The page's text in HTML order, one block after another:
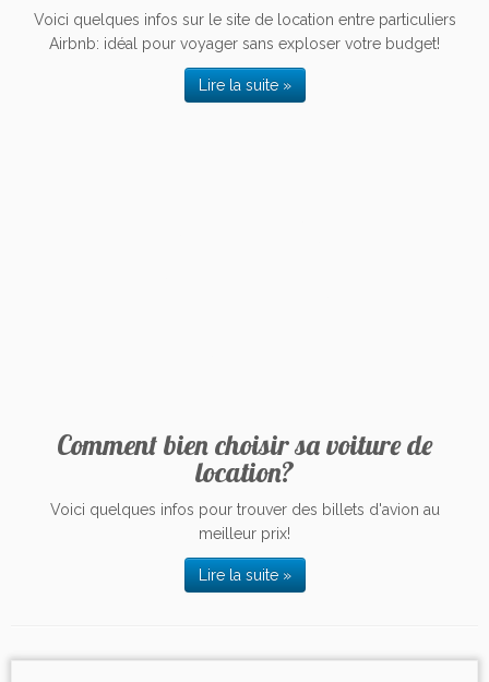
Voici quelques infos sur le site de location entre particuliers
Airbnb: idéal pour voyager sans exploser votre budget!
Lire la suite »
Comment bien choisir sa voiture de
location?
Voici quelques infos pour trouver des billets d'avion au
meilleur prix!
Lire la suite »